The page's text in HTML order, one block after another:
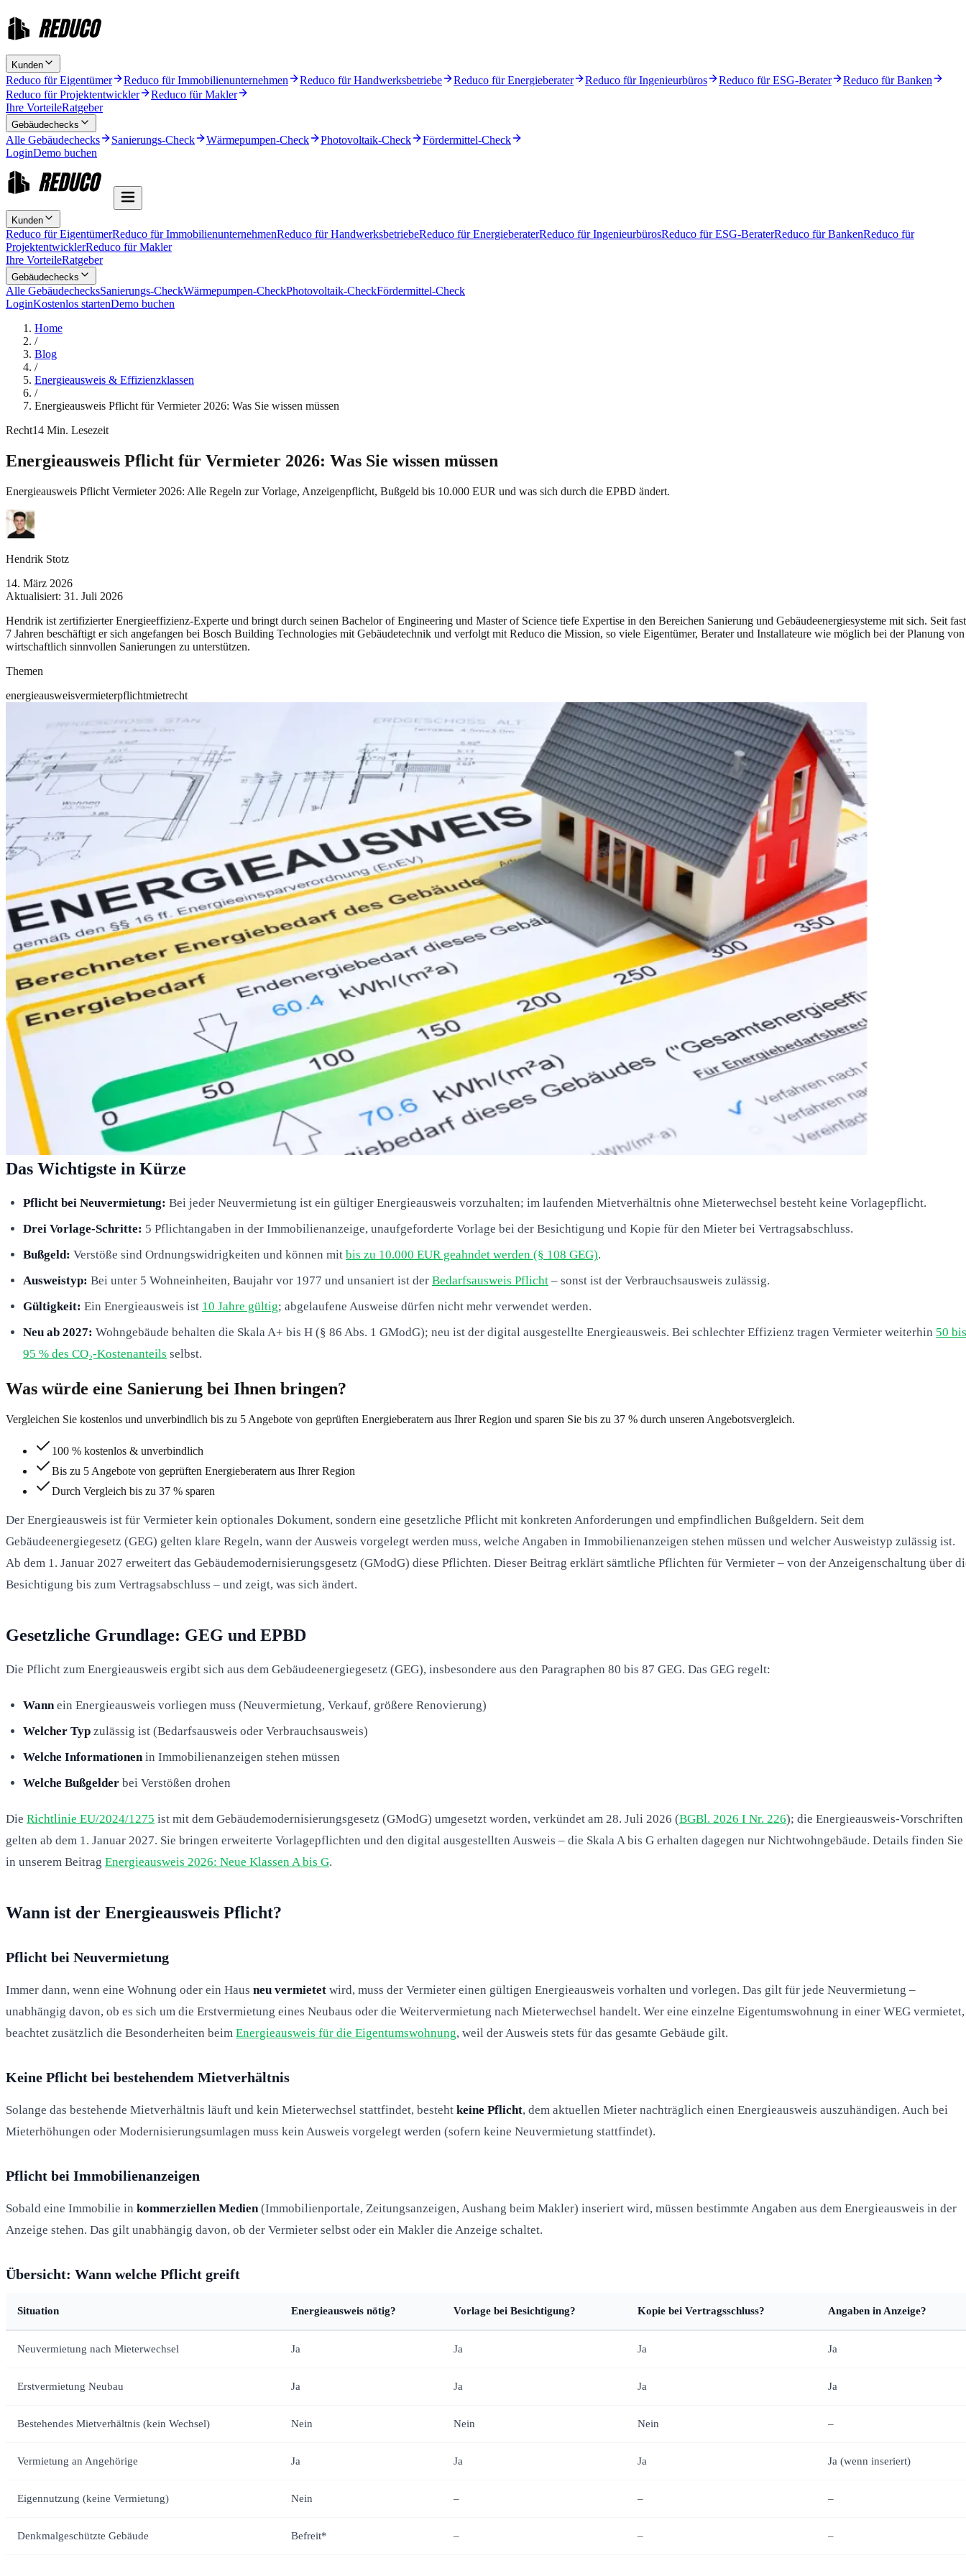
Kunden
Reduco für Eigentümer Reduco für Immobilienunternehmen Reduco für Handwerksbetriebe Reduco für Energieberater Reduco für Ingenieurbüros Reduco für ESG-Berater
Reduco für Banken
Reduco für Projektentwickler
Reduco für Makler
Ihre VorteileRatgeber
Gebäudechecks
Alle Gebäudechecks Sanierungs-Check Wärmepumpen-Check Photovoltaik-Check
Fördermittel-Check
LoginDemo buchen
Kunden
Reduco für EigentümerReduco für ImmobilienunternehmenReduco für HandwerksbetriebeReduco für EnergieberaterReduco für IngenieurbürosReduco für ESG-BeraterReduco für BankenReduco für
ProjektentwicklerReduco für Makler
Ihre VorteileRatgeber
Gebäudechecks
Alle GebäudechecksSanierungs-CheckWärmepumpen-CheckPhotovoltaik-CheckFördermittel-Check
LoginKostenlos startenDemo buchen
Home
/
Blog
/
Energieausweis & Effizienzklassen
/
Energieausweis Pflicht für Vermieter 2026: Was Sie wissen müssen
Recht14 Min. Lesezeit
Energieausweis Pflicht für Vermieter 2026: Was Sie wissen müssen
Energieausweis Pflicht Vermieter 2026: Alle Regeln zur Vorlage, Anzeigenpflicht, Bußgeld bis 10.000 EUR und was sich durch die EPBD ändert.
Hendrik Stotz
14. März 2026
Aktualisiert: 31. Juli 2026
Hendrik ist zertifizierter Energieeffizienz-Experte und bringt durch seinen Bachelor of Engineering und Master of Science tiefe Expertise in den Bereichen Sanierung und Gebäudeenergiesysteme mit sich. Seit fast
7 Jahren beschäftigt er sich angefangen bei Bosch Building Technologies mit Gebäudetechnik und verfolgt mit Reduco die Mission, so viele Eigentümer, Berater und Installateure wie möglich bei der Planung von
wirtschaftlich sinnvollen Sanierungen zu unterstützen.
Themen
energieausweisvermieterpflichtmietrecht
Das Wichtigste in Kürze
Pflicht bei Neuvermietung: Bei jeder Neuvermietung ist ein gültiger Energieausweis vorzuhalten; im laufenden Mietverhältnis ohne Mieterwechsel besteht keine Vorlagepflicht.
Drei Vorlage-Schritte: 5 Pflichtangaben in der Immobilienanzeige, unaufgeforderte Vorlage bei der Besichtigung und Kopie für den Mieter bei Vertragsabschluss.
Bußgeld: Verstöße sind Ordnungswidrigkeiten und können mit bis zu 10.000 EUR geahndet werden (§ 108 GEG).
Ausweistyp: Bei unter 5 Wohneinheiten, Baujahr vor 1977 und unsaniert ist der Bedarfsausweis Pflicht – sonst ist der Verbrauchsausweis zulässig.
Gültigkeit: Ein Energieausweis ist 10 Jahre gültig; abgelaufene Ausweise dürfen nicht mehr verwendet werden.
Neu ab 2027: Wohngebäude behalten die Skala A+ bis H (§ 86 Abs. 1 GModG); neu ist der digital ausgestellte Energieausweis. Bei schlechter Effizienz tragen Vermieter weiterhin 50 bis
95 % des CO₂-Kostenanteils selbst.
Was würde eine Sanierung bei Ihnen bringen?
Vergleichen Sie kostenlos und unverbindlich bis zu 5 Angebote von geprüften Energieberatern aus Ihrer Region und sparen Sie bis zu 37 % durch unseren Angebotsvergleich.
100 % kostenlos & unverbindlich
Bis zu 5 Angebote von geprüften Energieberatern aus Ihrer Region
Durch Vergleich bis zu 37 % sparen
Der Energieausweis ist für Vermieter kein optionales Dokument, sondern eine gesetzliche Pflicht mit konkreten Anforderungen und empfindlichen Bußgeldern. Seit dem
Gebäudeenergiegesetz (GEG) gelten klare Regeln, wann der Ausweis vorgelegt werden muss, welche Angaben in Immobilienanzeigen stehen müssen und welcher Ausweistyp zulässig ist.
Ab dem 1. Januar 2027 erweitert das Gebäudemodernisierungsgesetz (GModG) diese Pflichten. Dieser Beitrag erklärt sämtliche Pflichten für Vermieter – von der Anzeigenschaltung über
Besichtigung bis zum Vertragsabschluss – und zeigt, was sich ändert.
Gesetzliche Grundlage: GEG und EPBD
Die Pflicht zum Energieausweis ergibt sich aus dem Gebäudeenergiegesetz (GEG), insbesondere aus den Paragraphen 80 bis 87 GEG. Das GEG regelt:
Wann ein Energieausweis vorliegen muss (Neuvermietung, Verkauf, größere Renovierung)
Welcher Typ zulässig ist (Bedarfsausweis oder Verbrauchsausweis)
Welche Informationen in Immobilienanzeigen stehen müssen
Welche Bußgelder bei Verstößen drohen
Die Richtlinie EU/2024/1275 ist mit dem Gebäudemodernisierungsgesetz (GModG) umgesetzt worden, verkündet am 28. Juli 2026 (BGBl. 2026 I Nr. 226); die Energieausweis-Vorschriften
gelten ab dem 1. Januar 2027. Sie bringen erweiterte Vorlagepflichten und den digital ausgestellten Ausweis – die Skala A bis G erhalten dagegen nur Nichtwohngebäude. Details finden Sie
in unserem Beitrag Energieausweis 2026: Neue Klassen A bis G.
Wann ist der Energieausweis Pflicht?
Pflicht bei Neuvermietung
Immer dann, wenn eine Wohnung oder ein Haus neu vermietet wird, muss der Vermieter einen gültigen Energieausweis vorhalten und vorlegen. Das gilt für jede Neuvermietung –
unabhängig davon, ob es sich um die Erstvermietung eines Neubaus oder die Weitervermietung nach Mieterwechsel handelt. Wer eine einzelne Eigentumswohnung in einer WEG vermietet,
beachtet zusätzlich die Besonderheiten beim Energieausweis für die Eigentumswohnung, weil der Ausweis stets für das gesamte Gebäude gilt.
Keine Pflicht bei bestehendem Mietverhältnis
Solange das bestehende Mietverhältnis läuft und kein Mieterwechsel stattfindet, besteht keine Pflicht, dem aktuellen Mieter nachträglich einen Energieausweis auszuhändigen. Auch bei
Mieterhöhungen oder Modernisierungsumlagen muss kein Ausweis vorgelegt werden (sofern keine Neuvermietung stattfindet).
Pflicht bei Immobilienanzeigen
Sobald eine Immobilie in kommerziellen Medien (Immobilienportale, Zeitungsanzeigen, Aushang beim Makler) inseriert wird, müssen bestimmte Angaben aus dem Energieausweis in der
Anzeige stehen. Das gilt unabhängig davon, ob der Vermieter selbst oder ein Makler die Anzeige schaltet.
Übersicht: Wann welche Pflicht greift
Situation Energieausweis nötig? Vorlage bei Besichtigung? Kopie bei Vertragsschluss? Angaben in Anzeige?
Neuvermietung nach Mieterwechsel Ja Ja Ja Ja
Erstvermietung Neubau Ja Ja Ja Ja
Bestehendes Mietverhältnis (kein Wechsel) Nein Nein Nein –
Vermietung an Angehörige Ja Ja Ja Ja (wenn inseriert)
Eigennutzung (keine Vermietung) Nein – – –
Denkmalgeschützte Gebäude Befreit* – – –